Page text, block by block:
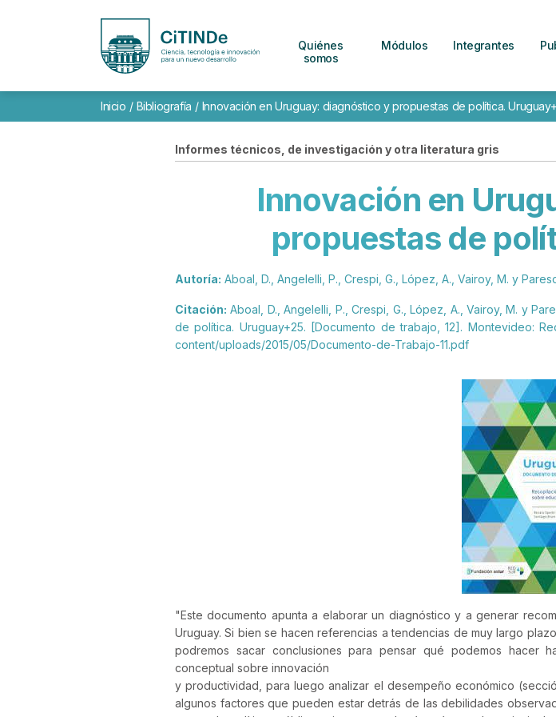
Quiénes
somos
Módulos Integrantes
Inicio / Bibliografía / Innovación en Uruguay: diagnóstico y propuestas de política.
Informes técnicos, de investigación y otra literatura gris
Innovación en
propuestas de
Autoría: Aboal, D., Angelelli, P., Crespi, G., López, A., Vairoy, M. y
Citación: Aboal, D., Angelelli, P., Crespi, G., López, A., Vairoy, M. y
de política. Uruguay+25. [Documento de trabajo, 12]. Montevideo:
content/uploads/2015/05/Documento-de-Trabajo-11.pdf
"Este documento apunta a elaborar un diagnóstico y a generar
Uruguay. Si bien se hacen referencias a tendencias de muy largo
podremos sacar conclusiones para pensar qué podemos hacer
conceptual sobre innovación
y productividad, para luego analizar el desempeño económico
algunos factores que pueden estar detrás de las debilidades